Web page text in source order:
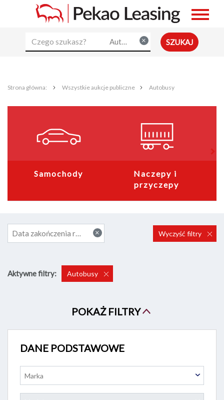
×
Autobusy
Strona główna: Wszystkie aukcje publiczne Autobusy
Samochody
Naczepy i
przyczepy
Wyczyść filtry
Aktywne filtry: Autobusy
×
Data zakończenia rosnąco
POKAŻ FILTRY
DANE PODSTAWOWE
Marka